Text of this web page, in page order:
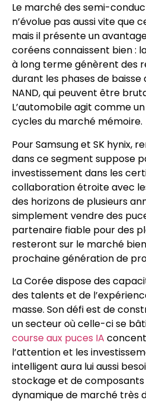
Le marché des semi-
n’évolue pas aussi vite que
mais il présente un
coréens connaissent bien :
à long terme génèrent des
durant les phases de baisse
NAND, qui peuvent être
L’automobile agit comme
cycles du marché mémoire.
Pour Samsung et SK hynix,
dans ce segment suppose
investissement dans les
collaboration étroite avec
des horizons de plusieurs
simplement vendre des
partenaire fiable pour des
resteront sur le marché
prochaine génération de
La Corée dispose des
des talents et de
masse. Son défi est de
un secteur où celle-ci se
course aux puces IA
l’attention et les
intelligent aura lui aussi
stockage et de
dynamique de marché très